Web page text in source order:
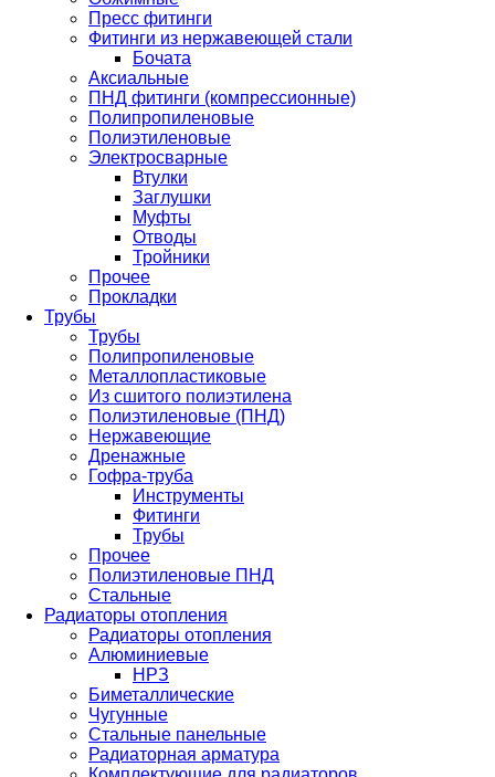
Пресс фитинги
Фитинги из нержавеющей стали
Бочата
Аксиальные
ПНД фитинги (компрессионные)
Полипропиленовые
Полиэтиленовые
Электросварные
Втулки
Заглушки
Муфты
Отводы
Тройники
Прочее
Прокладки
Трубы
Трубы
Полипропиленовые
Металлопластиковые
Из сшитого полиэтилена
Полиэтиленовые (ПНД)
Нержавеющие
Дренажные
Гофра-труба
Инструменты
Фитинги
Трубы
Прочее
Полиэтиленовые ПНД
Стальные
Радиаторы отопления
Радиаторы отопления
Алюминиевые
НРЗ
Биметаллические
Чугунные
Стальные панельные
Радиаторная арматура